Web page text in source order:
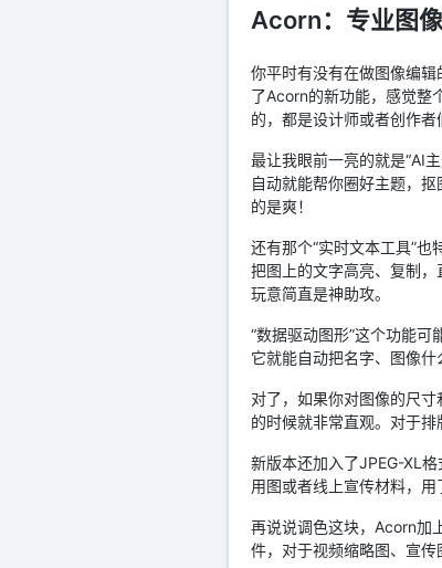
Acorn：专业图
你平时有没有在做图像编
了Acorn的新功能，感觉整
的，都是设计师或者创作者
最让我眼前一亮的就是“AI
自动就能帮你圈好主题，
的是爽！
还有那个“实时文本工具”
把图上的文字高亮、复制
玩意简直是神助攻。
“数据驱动图形”这个功能
它就能自动把名字、图像
对了，如果你对图像的尺
的时候就非常直观。对于排
新版本还加入了JPEG-XL
用图或者线上宣传材料，用
再说说调色这块，Acorn加
件，对于视频缩略图、宣传